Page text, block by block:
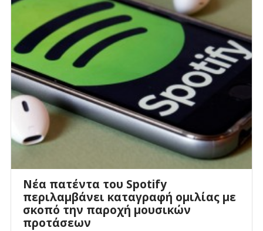
Νέα πατέντα του Spotify
περιλαμβάνει καταγραφή ομιλίας με
σκοπό την παροχή μουσικών
προτάσεων